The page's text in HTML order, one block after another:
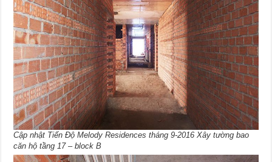
Cập nhật Tiến Độ Melody Residences tháng 9-2016 Xây tường bao
căn hộ tầng 17 – block B